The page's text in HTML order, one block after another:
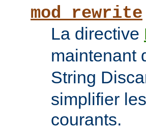
mod_rewrite
La directive
maintenant
String
simplifier
courants.